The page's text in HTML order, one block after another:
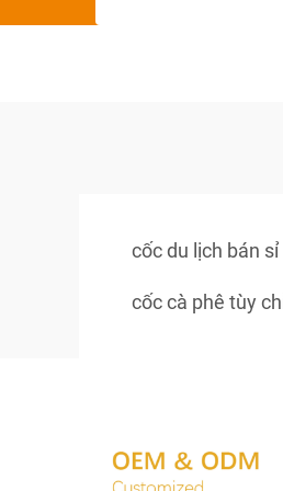
cốc du lịch bán sỉ
cốc cà phê tùy